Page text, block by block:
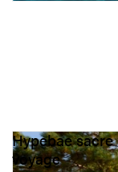
Hypebae
voyage